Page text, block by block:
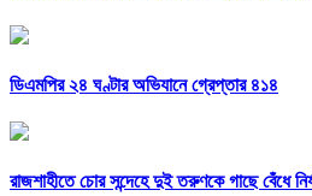
ডিএমপির ২৪ ঘণ্টার অভিযানে গ্রেপ্তার ৪১৪
রাজশাহীতে চোর সন্দেহে দুই তরুণকে গাছে বেঁধে